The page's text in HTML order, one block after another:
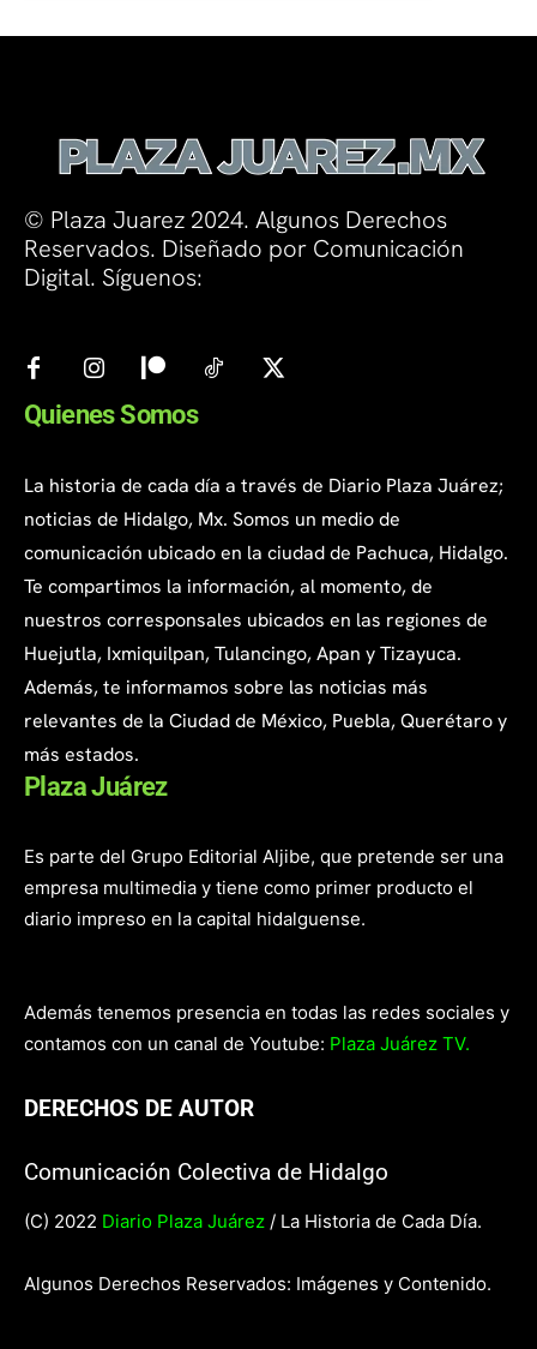
© Plaza Juarez 2024. Algunos Derechos
Reservados. Diseñado por Comunicación
Digital. Síguenos:
Quienes Somos
La historia de cada día a través de Diario Plaza Juárez;
noticias de Hidalgo, Mx. Somos un medio de
comunicación ubicado en la ciudad de Pachuca, Hidalgo.
Te compartimos la información, al momento, de
nuestros corresponsales ubicados en las regiones de
Huejutla, Ixmiquilpan, Tulancingo, Apan y Tizayuca.
Además, te informamos sobre las noticias más
relevantes de la Ciudad de México, Puebla, Querétaro y
más estados.
Plaza Juárez
Es parte del Grupo Editorial Aljibe, que pretende ser una
empresa multimedia y tiene como primer producto el
diario impreso en la capital hidalguense.
Además tenemos presencia en todas las redes sociales y
contamos con un canal de Youtube: Plaza Juárez TV.
DERECHOS DE AUTOR
Comunicación Colectiva de Hidalgo
(C) 2022 Diario Plaza Juárez / La Historia de Cada Día.
Algunos Derechos Reservados: Imágenes y Contenido.